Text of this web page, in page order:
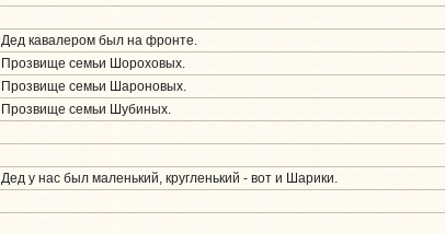
Дед кавалером был на фронте.
Прозвище семьи Шороховых.
Прозвище семьи Шароновых.
Прозвище семьи Шубиных.
Дед у нас был маленький, кругленький - вот и Шарики.